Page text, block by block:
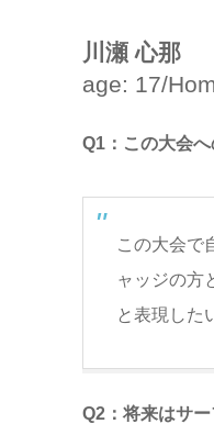
川瀬 心那
age: 17/
Q1：この大会へ
この大会で
ャッジの方
と表現した
Q2：将来はサ